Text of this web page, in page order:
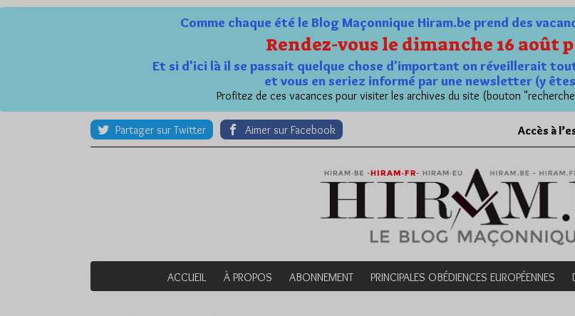
Comme chaque été le Blog Maçonnique Hiram.be prend des
Rendez-vous le dimanche 16 août
Et si d'ici là il se passait quelque chose d'important on réveillerait
et vous en seriez informé par une newsletter (y
Profitez de ces vacances pour visiter les archives du site (bouton
Partager sur Twitter Aimer sur Facebook Accès à
ACCUEIL À PROPOS ABONNEMENT PRINCIPALES OBÉDIENCES EUROPÉENNES